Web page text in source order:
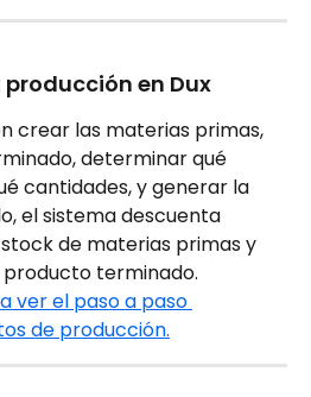
en Dux
crear las materias primas,
determinar qué
cantidades, y generar la
el sistema descuenta
de materias primas y
terminado.
ver el paso a paso
de producción.